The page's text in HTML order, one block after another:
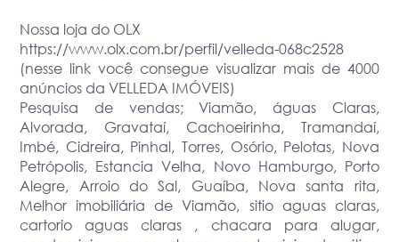
Nossa loja do OLX
https://www.olx.com.br/perfil/velleda-068c2528
(nesse link você consegue visualizar mais de 4000
anúncios da VELLEDA IMÓVEIS)
Pesquisa de vendas; Viamão, águas Claras,
Alvorada, Gravataí, Cachoeirinha, Tramandaí,
Imbé, Cidreira, Pinhal, Torres, Osório, Pelotas, Nova
Petrópolis, Estancia Velha, Novo Hamburgo, Porto
Alegre, Arroio do Sal, Guaíba, Nova santa rita,
Melhor imobiliária de Viamão, sitio aguas claras,
cartorio aguas claras , chacara para alugar,